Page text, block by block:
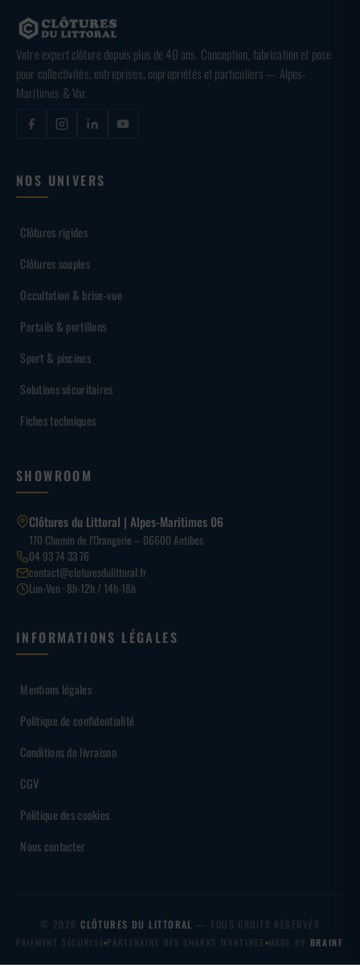
Votre expert clôture depuis plus de 40 ans. Conception, fabrication et pose
pour collectivités, entreprises, copropriétés et particuliers — Alpes-
Maritimes & Var.
NOS UNIVERS
Clôtures rigides
Clôtures souples
Occultation & brise-vue
Portails & portillons
Sport & piscines
Solutions sécuritaires
Fiches techniques
SHOWROOM
Clôtures du Littoral | Alpes-Maritimes 06
170 Chemin de l’Orangerie – 06600 Antibes
04 93 74 33 76
contact@cloturesdulittoral.fr
Lun-Ven · 8h-12h / 14h-18h
INFORMATIONS LÉGALES
Mentions légales
Politique de confidentialité
Conditions de livraison
CGV
Politique des cookies
Nous contacter
© 2026CLÔTURES DU LITTORAL — TOUS DROITS RÉSERVÉS
PAIEMENT SÉCURISÉ PARTENAIRE DES SHARKS D'ANTIBES MADE BY BRAINF